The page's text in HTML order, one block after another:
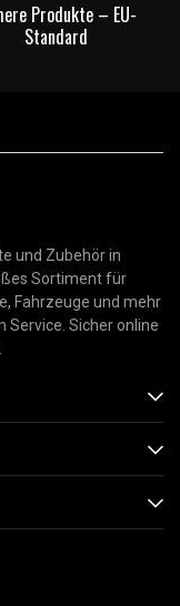
Produkte – EU-
Standard
und Zubehör in
Sortiment für
Fahrzeuge und mehr
Service. Sicher online